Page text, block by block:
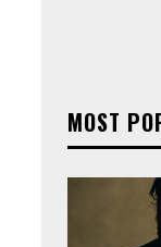
MOST